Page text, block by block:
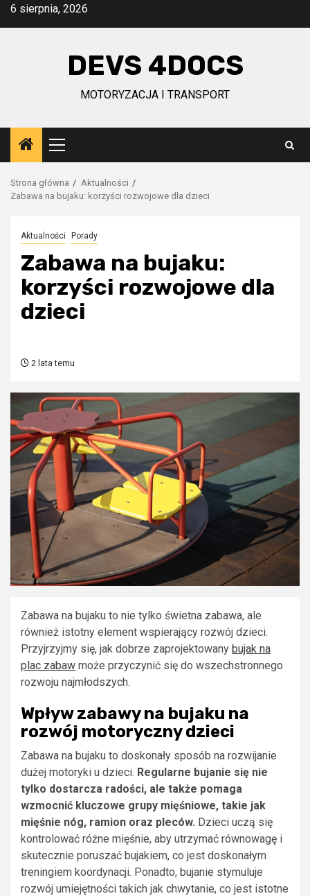
Przejdź
6 sierpnia, 2026
DEVS 4DOCS
MOTORYZACJA I TRANSPORT
Menu
główne
Strona główna
Aktualności
Zabawa na bujaku: korzyści rozwojowe dla dzieci
Aktualności Porady
Zabawa na bujaku:
korzyści rozwojowe dla
dzieci
2 lata temu
Zabawa na bujaku to nie tylko świetna zabawa, ale
również istotny element wspierający rozwój dzieci.
Przyjrzyjmy się, jak dobrze zaprojektowany bujak na
plac zabaw może przyczynić się do wszechstronnego
rozwoju najmłodszych.
Wpływ zabawy na bujaku na
rozwój motoryczny dzieci
Zabawa na bujaku to doskonały sposób na rozwijanie
dużej motoryki u dzieci. Regularne bujanie się nie
tylko dostarcza radości, ale także pomaga
wzmocnić kluczowe grupy mięśniowe, takie jak
mięśnie nóg, ramion oraz pleców. Dzieci uczą się
kontrolować różne mięśnie, aby utrzymać równowagę i
skutecznie poruszać bujakiem, co jest doskonałym
treningiem koordynacji. Ponadto, bujanie stymuluje
rozwój umiejętności takich jak chwytanie, co jest istotne